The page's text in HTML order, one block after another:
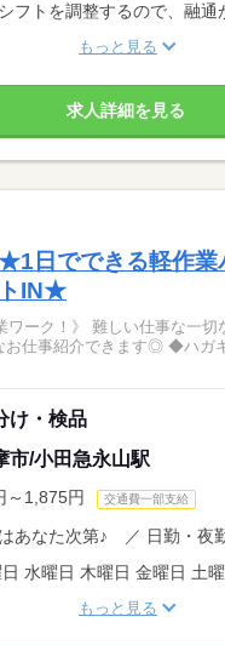
フトを調整するので、融通
もっと見る
求人詳細を見る
日でできる軽作
IN★
な一切なし！ 知識や経験は
け・検品
市/小田急永山駅
～1,875円 交通費一部支給
あなた次第♪ ／ 日勤・夜勤
水曜日 木曜日 金曜日 土
もっと見る